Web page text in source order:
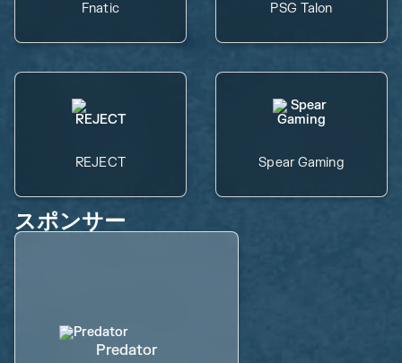
Fnatic PSG Talon
REJECT Spear Gaming
スポンサー
Predator